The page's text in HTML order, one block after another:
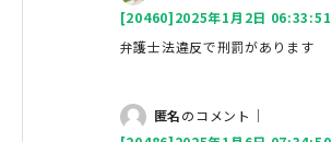
[20460]2025年1月2日 06:33:51
弁護士法違反で刑罰があります
匿名のコメント｜